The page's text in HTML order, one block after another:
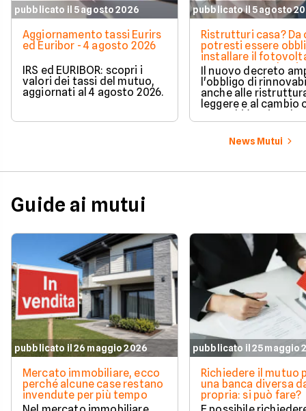
pubblicato il 5 agosto 2026
Aggiornamento tassi Eurirs
ed Euribor - 4 agosto 2026
IRS ed EURIBOR: scopri i
valori dei tassi del mutuo,
aggiornati al 4 agosto 2026.
pubblicato il 5 agosto
Ristrutturi casa? Da
potresti essere
installare il
nuova norma che
milioni di italiani
Il nuovo decreto
l'obbligo di
anche alle
leggere e al cambio
cambia in pratica.
News Mutui
Guide ai mutui
pubblicato il 26 maggio 2026
Mercato immobiliare, ecco
perché alcune case restano
invendute per più tempo
pubblicato il 25 maggio
Richiedere il mutuo
una banca diversa
propria: si può fare?